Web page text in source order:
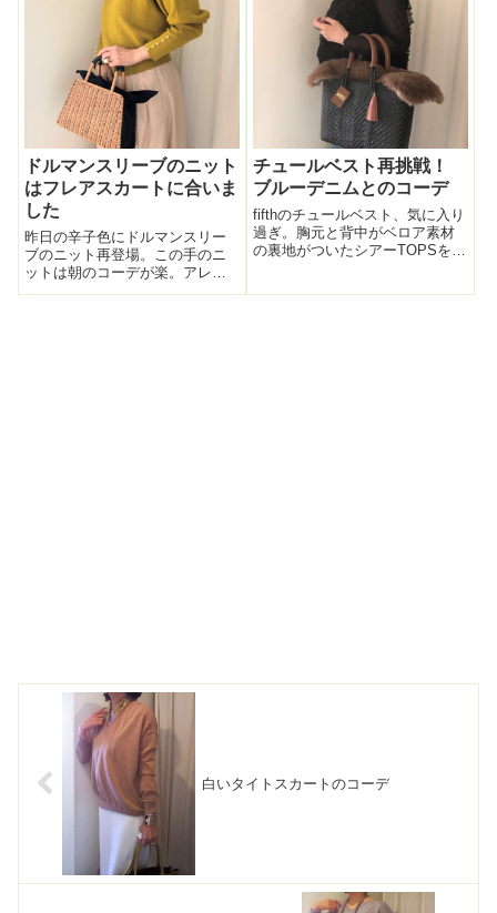
ドルマンスリーブのニット
はフレアスカートに合いま
した
昨日の辛子色にドルマンスリー
ブのニット再登場。この手のニ
ットは朝のコーデが楽。アレコ
レ複雑なコーデ不要。先日はベ
チュールベスト再挑戦！
ブルーデニムとのコーデ
fifthのチュールベスト、気に入り
過ぎ。胸元と背中がベロア素材
の裏地がついたシアーTOPSを入
白いタイトスカートのコーデ